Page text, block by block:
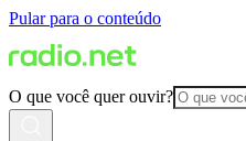
Pular para o conteúdo
O que você quer ouvir?